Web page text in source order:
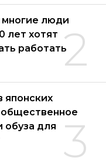
2
многие люди
лет хотят
работать
3
японских
обуза для